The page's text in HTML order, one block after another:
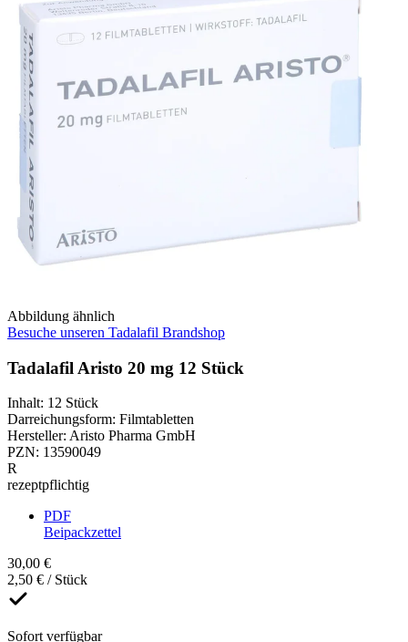
Abbildung ähnlich
Besuche unseren Tadalafil Brandshop
Tadalafil Aristo 20 mg 12 Stück
Inhalt: 12 Stück
Darreichungsform: Filmtabletten
Hersteller: Aristo Pharma GmbH
PZN: 13590049
R
rezeptpflichtig
PDF
Beipackzettel
30,00 €
2,50 € / Stück
Sofort verfügbar